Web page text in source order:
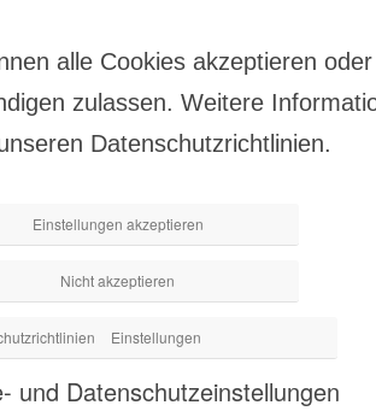
alle Cookies akzeptieren
zulassen. Weitere
Datenschutzrichtlinien.
Einstellungen akzeptieren
Nicht akzeptieren
Einstellungen
und Datenschutzeinstellungen